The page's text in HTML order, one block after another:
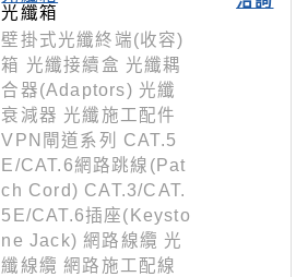
光纖箱
壁掛式光纖終端(收容)
箱 光纖接續盒 光纖耦
合器(Adaptors) 光纖
衰減器 光纖施工配件
VPN閘道系列 CAT.5
E/CAT.6網路跳線(Pat
ch Cord) CAT.3/CAT.
5E/CAT.6插座(Keysto
ne Jack) 網路線纜 光
纖線纜 網路施工配線